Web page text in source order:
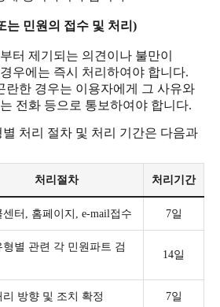
는 민원의 접수 및 처리)
터 제기되는 의견이나 불만이
우에는 즉시 처리하여야 합니다.
란한 경우는 이용자에게 그 사유와
전화 등으로 통보하여야 합니다.
처리 절차 및 처리 기간은 다음과
처리절차 처리기간
터, 홈페이지, e-mail접수 7일
별 관련 각 민원파트 검
14일
방향 및 조치 확정 7일